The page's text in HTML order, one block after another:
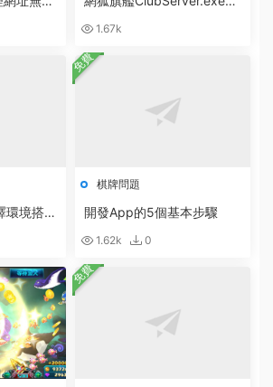
Ge
[ 0x80040e4d ]
1.67k
環境搭建
棋牌問題
開發App的5個基本步驟
1.62k 0
免費
免費